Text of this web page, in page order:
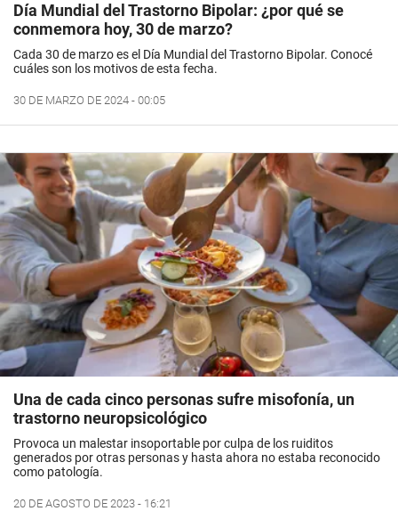
Día Mundial del Trastorno Bipolar: ¿por qué se
conmemora hoy, 30 de marzo?
Cada 30 de marzo es el Día Mundial del Trastorno Bipolar. Conocé
cuáles son los motivos de esta fecha.
30 DE MARZO DE 2024 - 00:05
Una de cada cinco personas sufre misofonía, un
trastorno neuropsicológico
Provoca un malestar insoportable por culpa de los ruiditos
generados por otras personas y hasta ahora no estaba reconocido
como patología.
20 DE AGOSTO DE 2023 - 16:21